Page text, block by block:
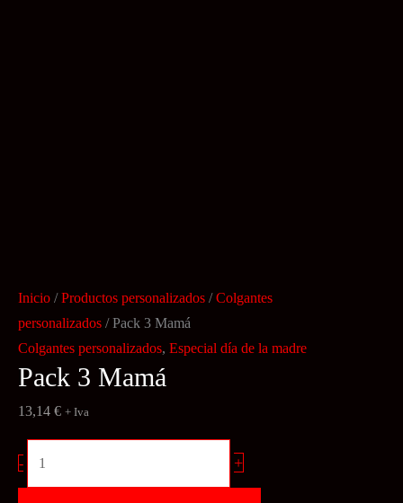
Inicio /Productos personalizados /Colgantes
personalizados / Pack 3 Mamá
Colgantes personalizados, Especial día de la madre
Pack 3 Mamá
13,14 € + Iva
- +